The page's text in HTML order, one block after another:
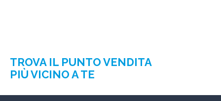
TROVA IL PUNTO VENDITA
PIÙ VICINO A TE